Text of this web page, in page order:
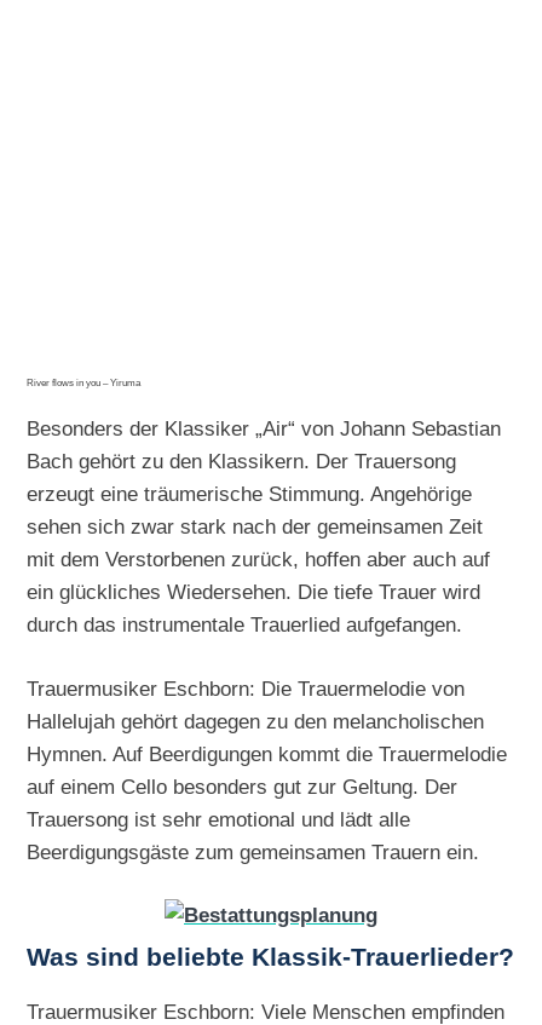
River flows in you – Yiruma
Besonders der Klassiker „Air“ von Johann Sebastian
Bach gehört zu den Klassikern. Der Trauersong
erzeugt eine träumerische Stimmung. Angehörige
sehen sich zwar stark nach der gemeinsamen Zeit
mit dem Verstorbenen zurück, hoffen aber auch auf
ein glückliches Wiedersehen. Die tiefe Trauer wird
durch das instrumentale Trauerlied aufgefangen.
Trauermusiker Eschborn: Die Trauermelodie von
Hallelujah gehört dagegen zu den melancholischen
Hymnen. Auf Beerdigungen kommt die Trauermelodie
auf einem Cello besonders gut zur Geltung. Der
Trauersong ist sehr emotional und lädt alle
Beerdigungsgäste zum gemeinsamen Trauern ein.
Was sind beliebte Klassik-Trauerlieder?
Trauermusiker Eschborn: Viele Menschen empfinden